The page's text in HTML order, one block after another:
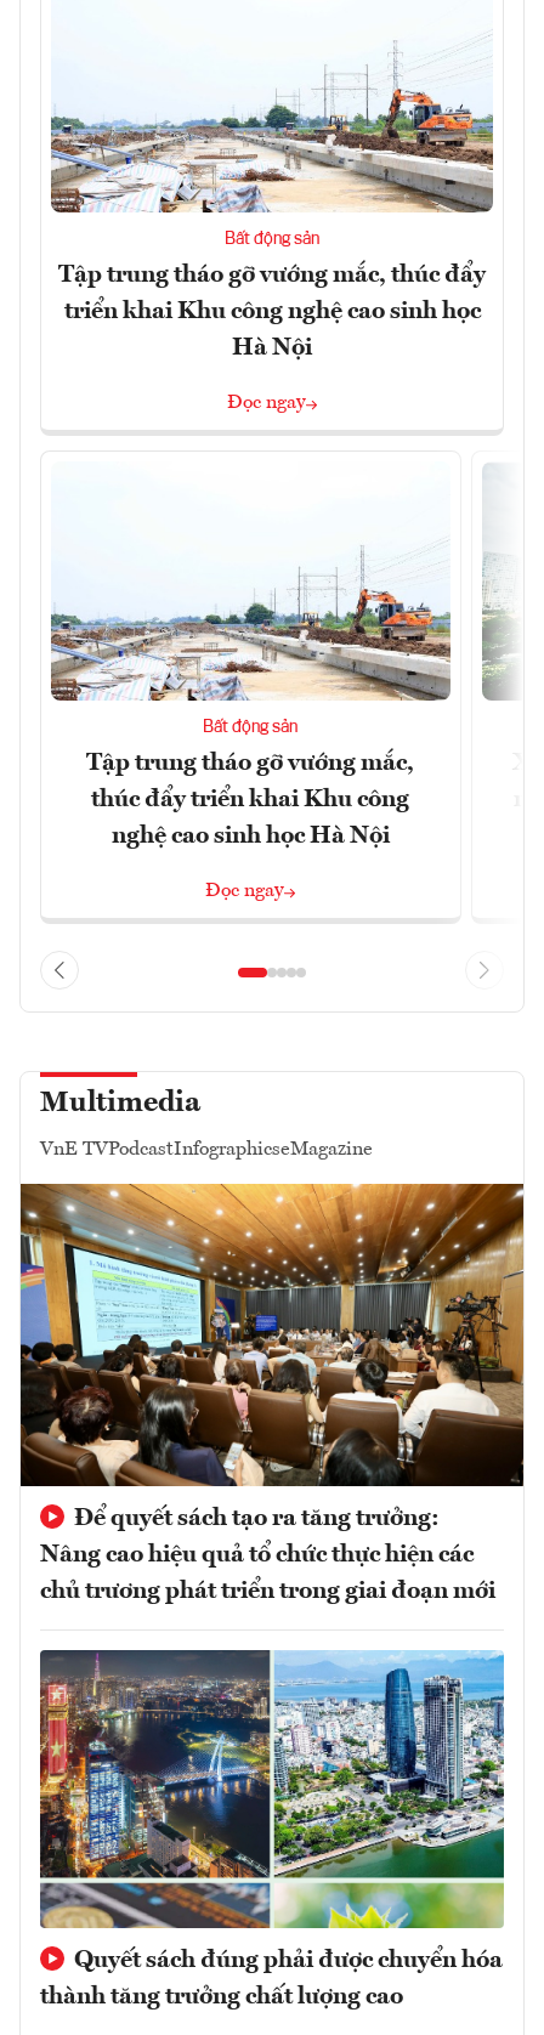
Bất động sản
Tập trung tháo gỡ vướng mắc, thúc đẩy
triển khai Khu công nghệ cao sinh học
Hà Nội
Đọc ngay
Bất động sản
Tập trung tháo gỡ vướng mắc,
thúc đẩy triển khai Khu công
nghệ cao sinh học Hà Nội
Đọc ngay
Multimedia
VnE TVPodcastInfographicseMagazine
Để quyết sách tạo ra tăng trưởng:
Nâng cao hiệu quả tổ chức thực hiện các
chủ trương phát triển trong giai đoạn mới
Quyết sách đúng phải được chuyển hóa
thành tăng trưởng chất lượng cao